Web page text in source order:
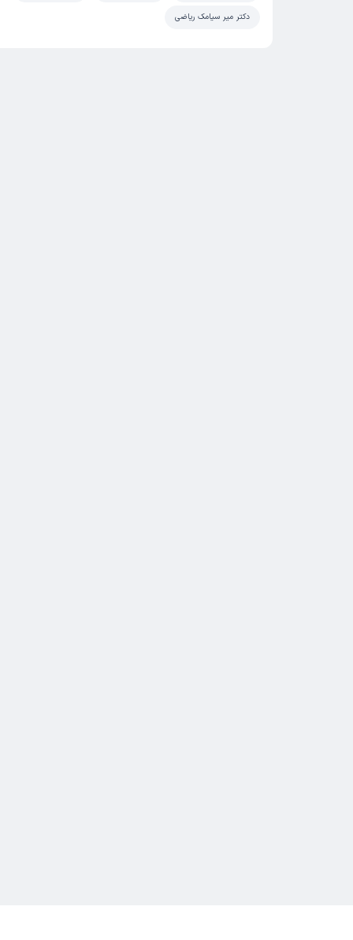
دکتر میر سیامک ریاضی